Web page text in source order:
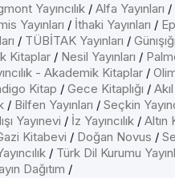
Yayıncılık / Alfa Yayınları /
Yayınları / İthaki Yayınları /
/ TÜBİTAK Yayınları /
Kitaplar / Nesil Yayınları /
- Akademik Kitaplar /
Kitap / Gece Kitaplığı /
/ Bilfen Yayınları / Seçkin
Yayınevi / İz Yayıncılık / Altın
Kitabevi / Doğan Novus /
/ Türk Dil Kurumu
Dağıtım /